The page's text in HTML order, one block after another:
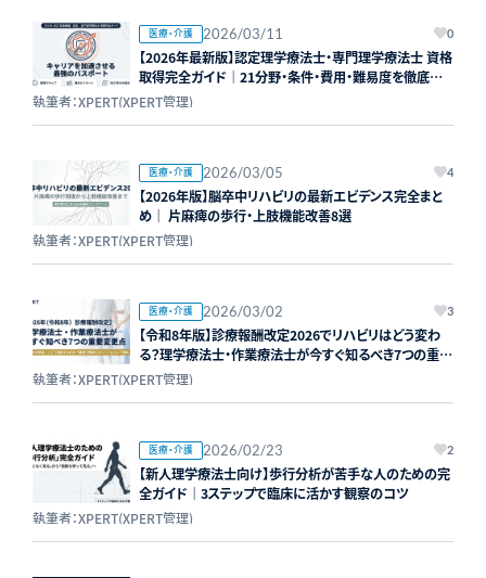
医療・介護 2026/03/11 0
【2026年最新版】認定理学療法士・専門理学療法士 資格
取得完全ガイド｜21分野・条件・費用・難易度を徹底解
説
執筆者：XPERT(XPERT管理)
医療・介護 2026/03/05 4
【2026年版】脳卒中リハビリの最新エビデンス完全まと
め｜ 片麻痺の歩行・上肢機能改善8選
執筆者：XPERT(XPERT管理)
医療・介護 2026/03/02 3
【令和8年版】診療報酬改定2026でリハビリはどう変わ
る？理学療法士・作業療法士が今すぐ知るべき7つの重要
変更点
執筆者：XPERT(XPERT管理)
医療・介護 2026/02/23 2
【新人理学療法士向け】歩行分析が苦手な人のための完
全ガイド｜3ステップで臨床に活かす観察のコツ
執筆者：XPERT(XPERT管理)